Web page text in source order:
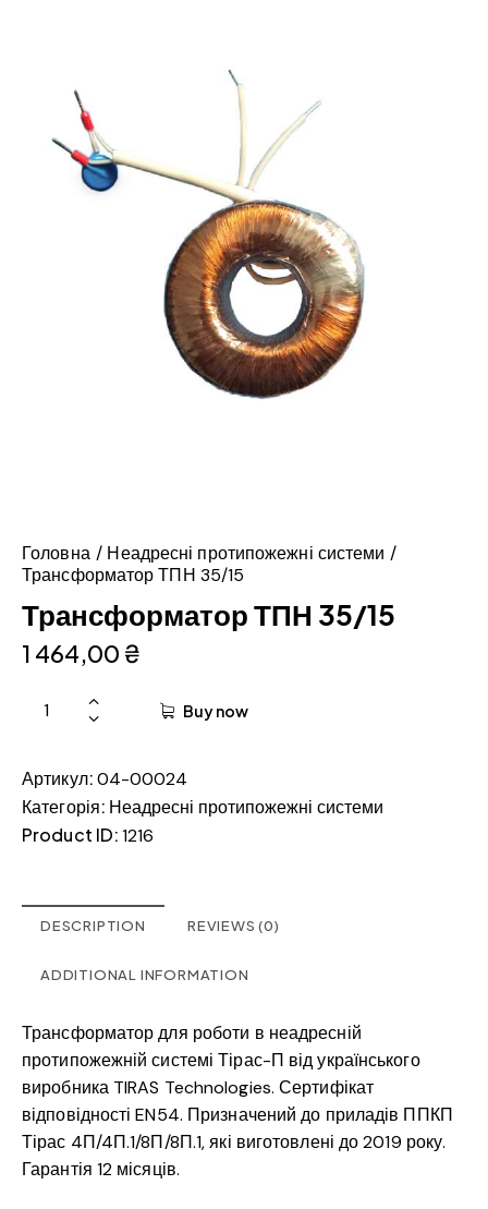
Головна
Неадресні протипожежні системи
Трансформатор ТПН 35/15
Трансформатор ТПН 35/15
1 464,00 ₴
Buy now
Артикул:04-00024
Категорія: Неадресні протипожежні системи
Product ID:1216
DESCRIPTION REVIEWS (0)
ADDITIONAL INFORMATION
Трансформатор для роботи в неадресній
протипожежній системі Тірас-П від українського
виробника TIRAS Technologies. Сертифікат
відповідності EN54. Призначений до приладів ППКП
Тірас 4П/4П.1/8П/8П.1, які виготовлені до 2019 року.
Гарантія 12 місяців.